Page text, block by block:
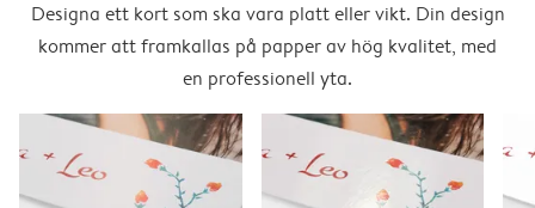
Designa ett kort som ska vara platt eller vikt. Din design
kommer att framkallas på papper av hög kvalitet, med
en professionell yta.